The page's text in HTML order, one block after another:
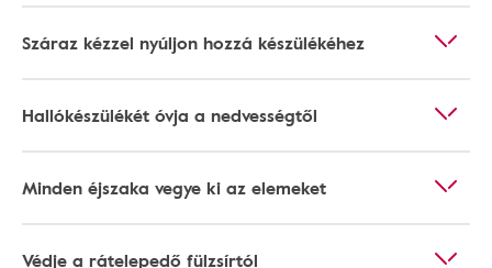
Száraz kézzel nyúljon hozzá készülékéhez
Hallókészülékét óvja a nedvességtől
Minden éjszaka vegye ki az elemeket
Védje a rátelepedő fülzsírtól